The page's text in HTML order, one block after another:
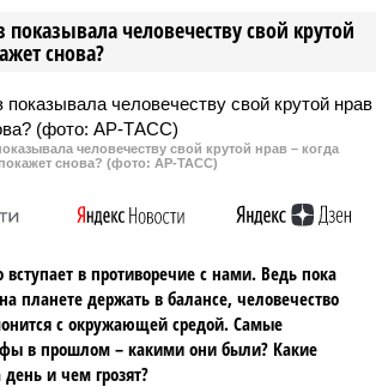
человечеству свой крутой
снова?
человечеству свой крутой нрав – когда
снова? (фото: АР-ТАСС)
вступает в противоречие с нами. Ведь пока
планете держать в балансе, человечество
с окружающей средой. Самые
в прошлом – какими они были? Какие
и чем грозят?